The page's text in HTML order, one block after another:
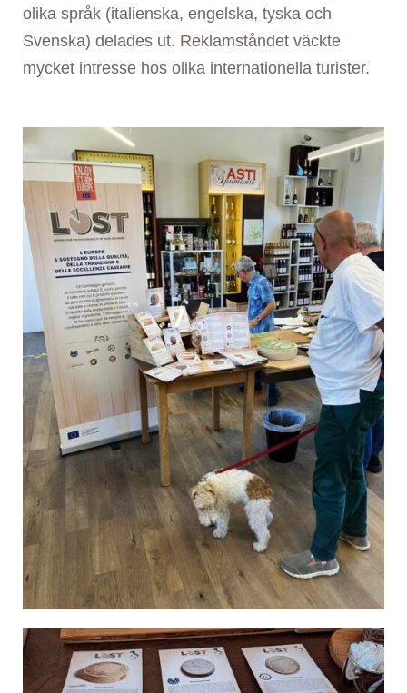
olika språk (italienska, engelska, tyska och
Svenska) delades ut. Reklamståndet väckte
mycket intresse hos olika internationella turister.